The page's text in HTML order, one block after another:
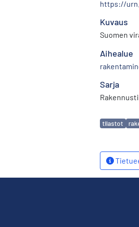
https://
Kuvaus
Suomen
Aihealue
Sarja
tilastot